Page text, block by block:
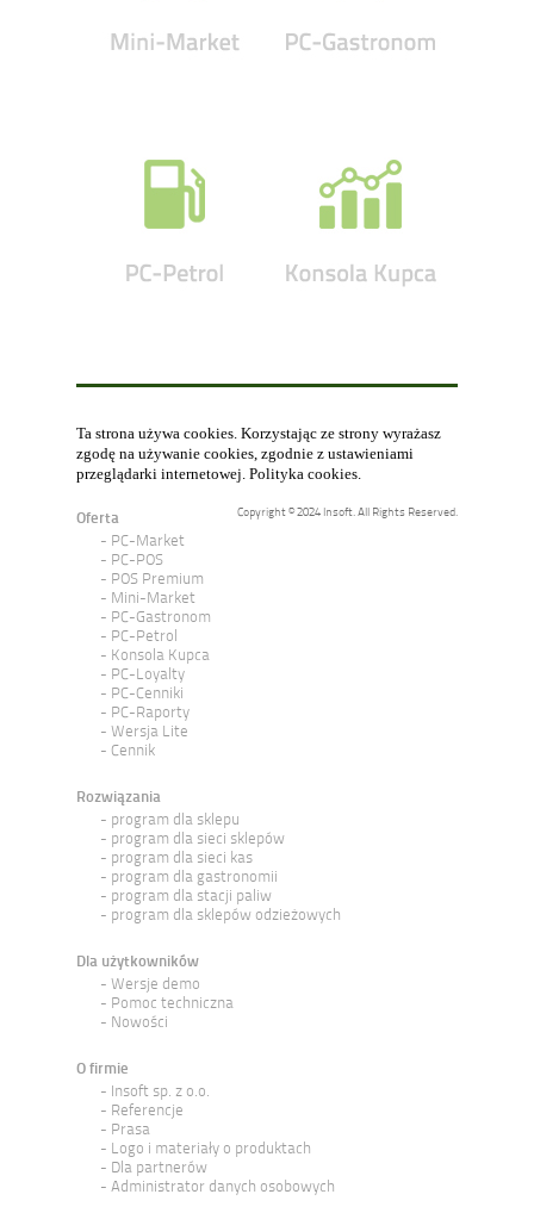
Ta strona używa cookies. Korzystając ze strony wyrażasz
zgodę na używanie cookies, zgodnie z ustawieniami
przeglądarki internetowej. Polityka cookies.
Copyright © 2024 Insoft. All Rights Reserved.
Oferta
PC-Market
PC-POS
POS Premium
Mini-Market
PC-Gastronom
PC-Petrol
Konsola Kupca
PC-Loyalty
PC-Cenniki
PC-Raporty
Wersja Lite
Cennik
Rozwiązania
program dla sklepu
program dla sieci sklepów
program dla sieci kas
program dla gastronomii
program dla stacji paliw
program dla sklepów odzieżowych
Dla użytkowników
Wersje demo
Pomoc techniczna
Nowości
O firmie
Insoft sp. z o.o.
Referencje
Prasa
Logo i materiały o produktach
Dla partnerów
Administrator danych osobowych